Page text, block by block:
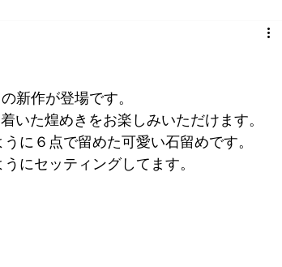
熊本 カラーストーン・レアストーンルース
新作が登場です。
いた煌めきをお楽しみいただけます。
に６点で留めた可愛い石留めです。
にセッティングしてます。